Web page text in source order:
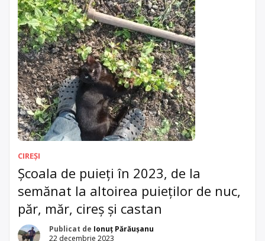
CIREȘI
Școala de puieți în 2023, de la
semănat la altoirea puieților de nuc,
păr, măr, cireș și castan
Publicat de Ionuț Părăușanu
22 decembrie 2023